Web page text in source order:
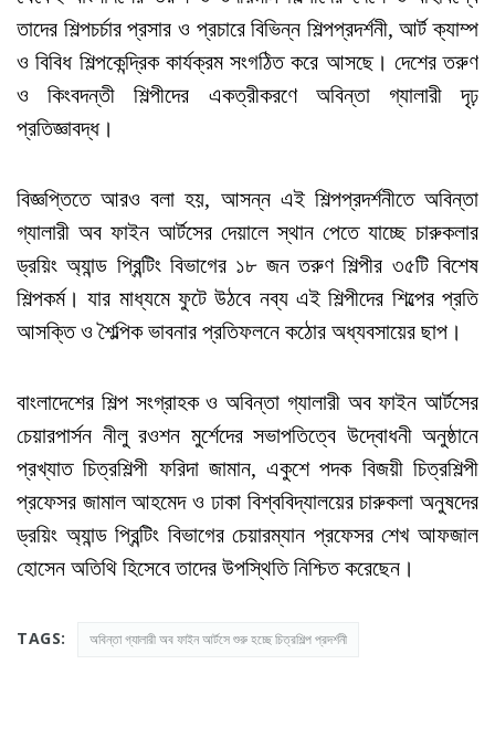
তাদের শিল্পচর্চার প্রসার ও প্রচারে বিভিন্ন শিল্পপ্রদর্শনী, আর্ট ক্যাম্প
ও বিবিধ শিল্পকেন্দ্রিক কার্যক্রম সংগঠিত করে আসছে। দেশের তরুণ
ও কিংবদন্তী শিল্পীদের একত্রীকরণে অবিন্তা গ্যালারী দৃঢ়
প্রতিজ্ঞাবদ্ধ।
বিজ্ঞপ্তিতে আরও বলা হয়, আসন্ন এই শিল্পপ্রদর্শনীতে অবিন্তা
গ্যালারী অব ফাইন আর্টসের দেয়ালে স্থান পেতে যাচ্ছে চারুকলার
ড্রয়িং অ্যান্ড প্রিন্টিং বিভাগের ১৮ জন তরুণ শিল্পীর ৩৫টি বিশেষ
শিল্পকর্ম। যার মাধ্যমে ফুটে উঠবে নব্য এই শিল্পীদের শিল্পের প্রতি
আসক্তি ও শৈল্পিক ভাবনার প্রতিফলনে কঠোর অধ্যবসায়ের ছাপ।
বাংলাদেশের শিল্প সংগ্রাহক ও অবিন্তা গ্যালারী অব ফাইন আর্টসের
চেয়ারপার্সন নীলু রওশন মুর্শেদের সভাপতিত্বে উদ্বোধনী অনুষ্ঠানে
প্রখ্যাত চিত্রশিল্পী ফরিদা জামান, একুশে পদক বিজয়ী চিত্রশিল্পী
প্রফেসর জামাল আহমেদ ও ঢাকা বিশ্ববিদ্যালয়ের চারুকলা অনুষদের
ড্রয়িং অ্যান্ড প্রিন্টিং বিভাগের চেয়ারম্যান প্রফেসর শেখ আফজাল
হোসেন অতিথি হিসেবে তাদের উপস্থিতি নিশ্চিত করেছেন।
TAGS: অবিন্তা গ্যালারী অব ফাইন আর্টসে শুরু হচ্ছে চিত্রশিল্প প্রদর্শনী